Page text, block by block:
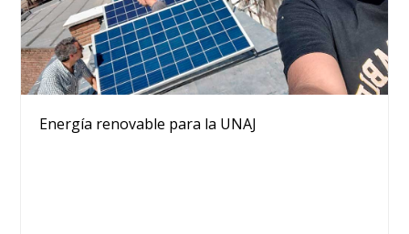
Energía renovable para la UNAJ